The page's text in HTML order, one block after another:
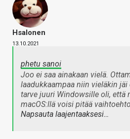
Hsalonen
13.10.2021
phetu sanoi
Joo ei saa ainakaan vielä.
laadukkaampaa niin vieläkin
tarve juuri Windowsille oli, että
macOS:llä voisi pitää
Napsauta laajentaaksesi…